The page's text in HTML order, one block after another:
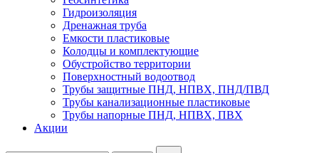
Гидроизоляция
Дренажная труба
Емкости пластиковые
Колодцы и комплектующие
Обустройство территории
Поверхностный водоотвод
Трубы защитные ПНД, НПВХ, ПНД/ПВД
Трубы канализационные пластиковые
Трубы напорные ПНД, НПВХ, ПВХ
Акции